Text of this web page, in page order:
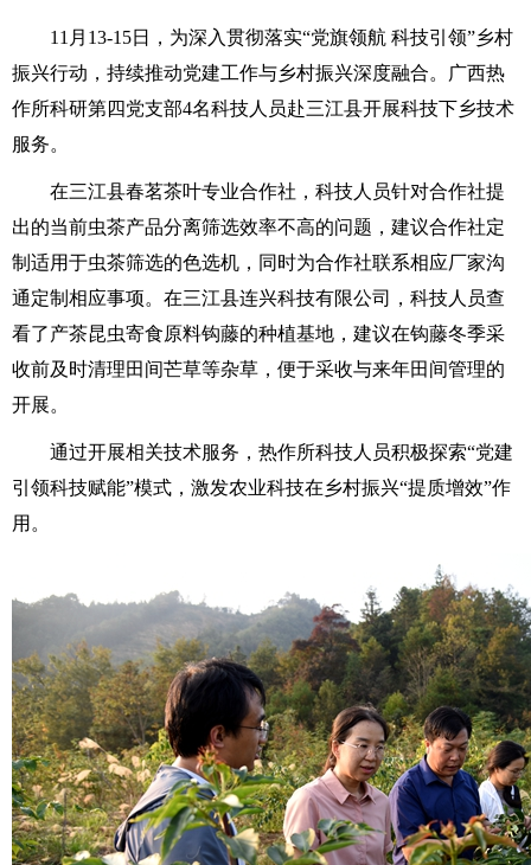
11月13-15日，为深入贯彻落实“党旗领航 科技引领”乡村
振兴行动，持续推动党建工作与乡村振兴深度融合。广西热
作所科研第四党支部4名科技人员赴三江县开展科技下乡技术
服务。
在三江县春茗茶叶专业合作社，科技人员针对合作社提
出的当前虫茶产品分离筛选效率不高的问题，建议合作社定
制适用于虫茶筛选的色选机，同时为合作社联系相应厂家沟
通定制相应事项。在三江县连兴科技有限公司，科技人员查
看了产茶昆虫寄食原料钩藤的种植基地，建议在钩藤冬季采
收前及时清理田间芒草等杂草，便于采收与来年田间管理的
开展。
通过开展相关技术服务，热作所科技人员积极探索“党建
引领科技赋能”模式，激发农业科技在乡村振兴“提质增效”作
用。